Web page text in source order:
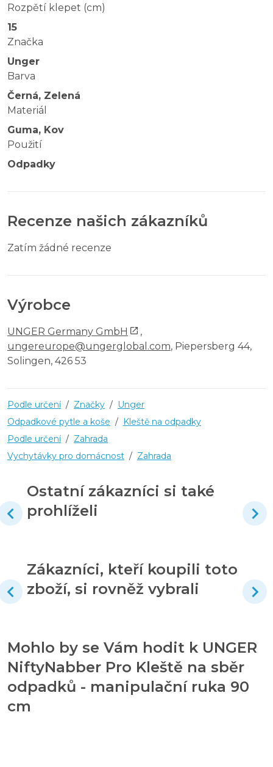
Rozpětí klepet (cm)
15
Značka
Unger
Barva
Černá, Zelená
Materiál
Guma, Kov
Použití
Odpadky
Recenze našich zákazníků
Zatím žádné recenze
Výrobce
UNGER Germany GmbH
,
ungereurope@ungerglobal.com, Piepersberg 44,
Solingen, 426 53
Podle určení / Značky / Unger
Odpadkové pytle a koše / Kleště na odpadky
Podle určení / Zahrada
Vychytávky pro domácnost / Zahrada
Ostatní zákazníci si také
prohlíželi
Zákazníci, kteří koupili toto
zboží, si rovněž vybrali
Mohlo by se Vám hodit k UNGER
NiftyNabber Pro Kleště na sběr
odpadků - manipulační ruka 90
cm